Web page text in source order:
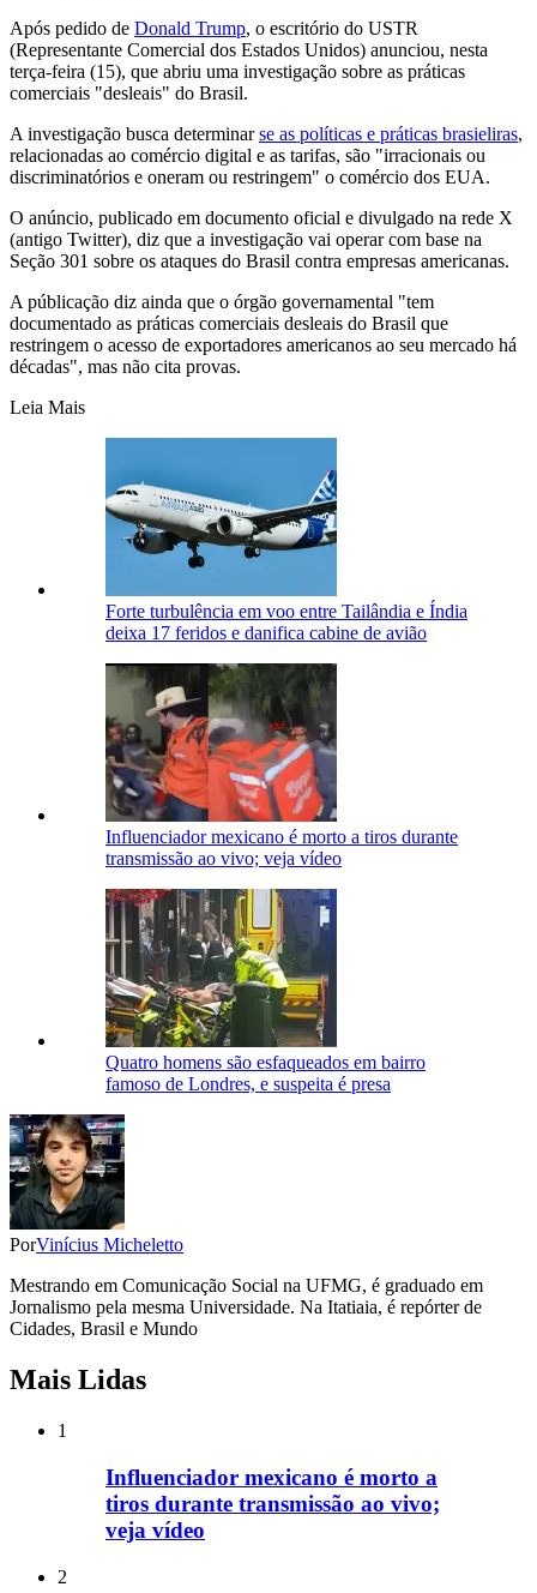
Após pedido de Donald Trump, o escritório do USTR
(Representante Comercial dos Estados Unidos) anunciou, nesta
terça-feira (15), que abriu uma investigação sobre as práticas
comerciais "desleais" do Brasil.
A investigação busca determinarse as políticas e práticas brasieliras,
relacionadas ao comércio digital e as tarifas, são "irracionais ou
discriminatórios e oneram ou restringem" o comércio dos EUA.
O anúncio, publicado em documento oficial e divulgado na rede X
(antigo Twitter), diz que a investigação vai operar com base na
Seção 301 sobre os ataques do Brasil contra empresas americanas.
A públicação diz ainda que o órgão governamental "tem
documentado as práticas comerciais desleais do Brasil que
restringem o acesso de exportadores americanos ao seu mercado há
décadas", mas não cita provas.
Leia Mais
Forte turbulência em voo entre Tailândia e Índia
deixa 17 feridos e danifica cabine de avião
Influenciador mexicano é morto a tiros durante
transmissão ao vivo; veja vídeo
Quatro homens são esfaqueados em bairro
famoso de Londres, e suspeita é presa
PorVinícius Micheletto
Mestrando em Comunicação Social na UFMG, é graduado em
Jornalismo pela mesma Universidade. Na Itatiaia, é repórter de
Cidades, Brasil e Mundo
Mais Lidas
1
Influenciador mexicano é morto a
tiros durante transmissão ao vivo;
veja vídeo
2